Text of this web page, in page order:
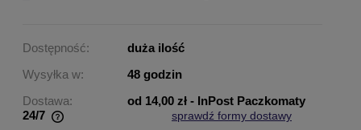
Dostępność:
duża ilość
Wysyłka w:
48 godzin
Dostawa:
od 14,00 zł - InPost Paczkomaty
24/7
sprawdź formy dostawy